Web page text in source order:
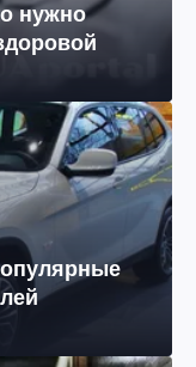
нужно